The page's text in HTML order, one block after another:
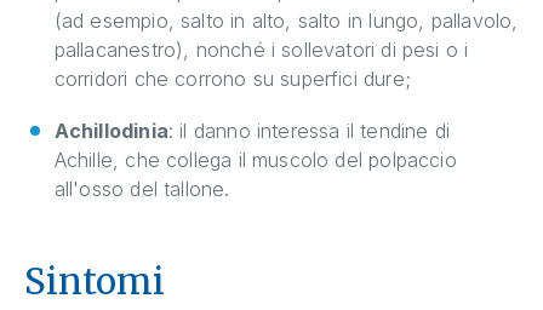
(ad esempio, salto in alto, salto in lungo, pallavolo,
pallacanestro), nonché i sollevatori di pesi o i
corridori che corrono su superfici dure;
Achillodinia: il danno interessa il tendine di
Achille, che collega il muscolo del polpaccio
all'osso del tallone.
Sintomi